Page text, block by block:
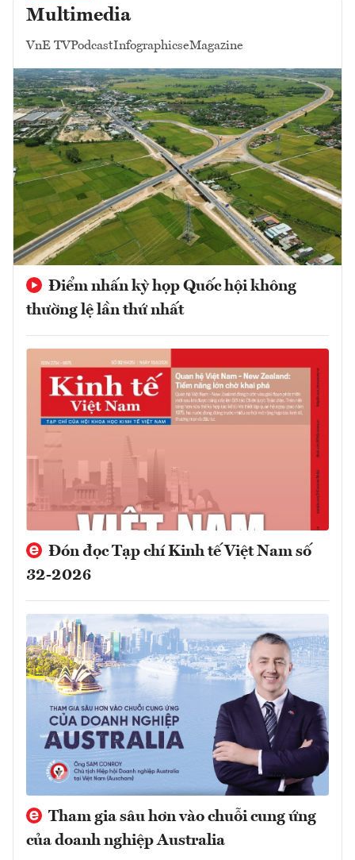
Multimedia
VnE TVPodcastInfographicseMagazine
Điểm nhấn kỳ họp Quốc hội không
thường lệ lần thứ nhất
Đón đọc Tạp chí Kinh tế Việt Nam số
32-2026
Tham gia sâu hơn vào chuỗi cung ứng
của doanh nghiệp Australia